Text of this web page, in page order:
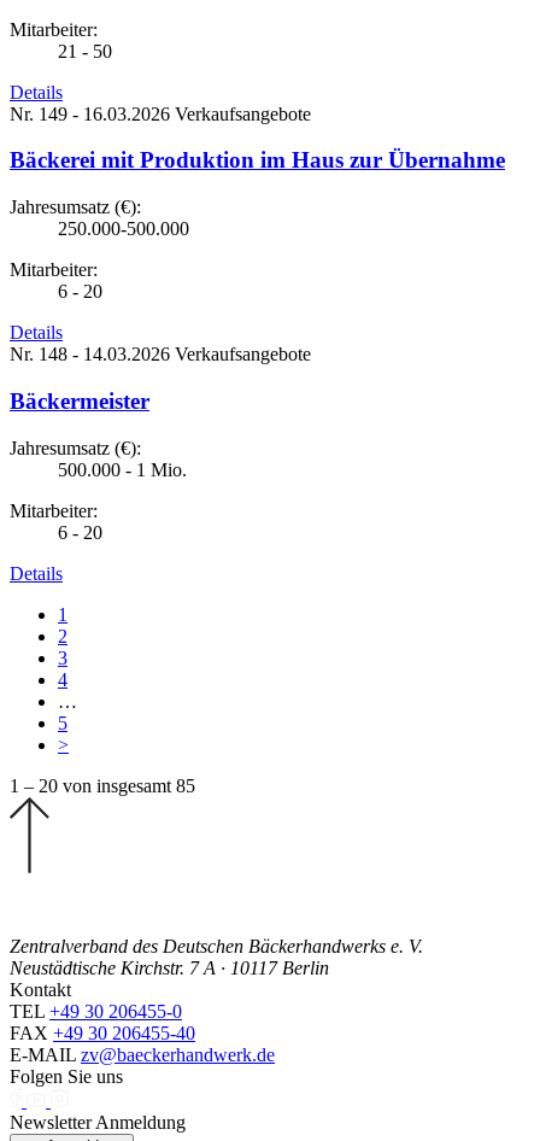
Mitarbeiter:
21 - 50
Details
Nr. 149 - 16.03.2026 Verkaufsangebote
Bäckerei mit Produktion im Haus zur Übernahme
Jahresumsatz (€):
250.000-500.000
Mitarbeiter:
6 - 20
Details
Nr. 148 - 14.03.2026 Verkaufsangebote
Bäckermeister
Jahresumsatz (€):
500.000 - 1 Mio.
Mitarbeiter:
6 - 20
Details
1
2
3
4
…
5
>
1 – 20 von insgesamt 85
Zentralverband des Deutschen Bäckerhandwerks e. V.
Neustädtische Kirchstr. 7 A · 10117 Berlin
Kontakt
TEL +49 30 206455-0
FAX +49 30 206455-40
E-MAIL zv@baeckerhandwerk.de
Folgen Sie uns
Newsletter Anmeldung